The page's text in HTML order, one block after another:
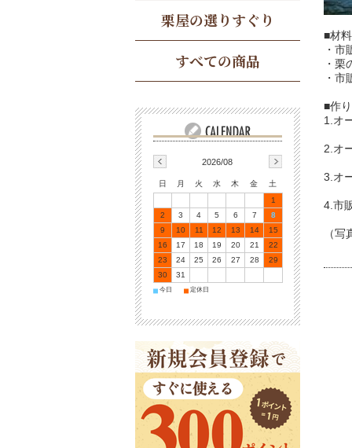
■材料
・
・
・
■作
1.オ
2.オ
3.オ
4.市
（
栗屋の選りすぐり
すべての商品
2026/08
日 月 火 水 木 金
土
1
2
3 4 5 6 7
8
9
10 11 12 13 14
15
16
17 18 19 20 21
22
23
24 25 26 27 28
29
30
31
■ 今日 ■ 定休日